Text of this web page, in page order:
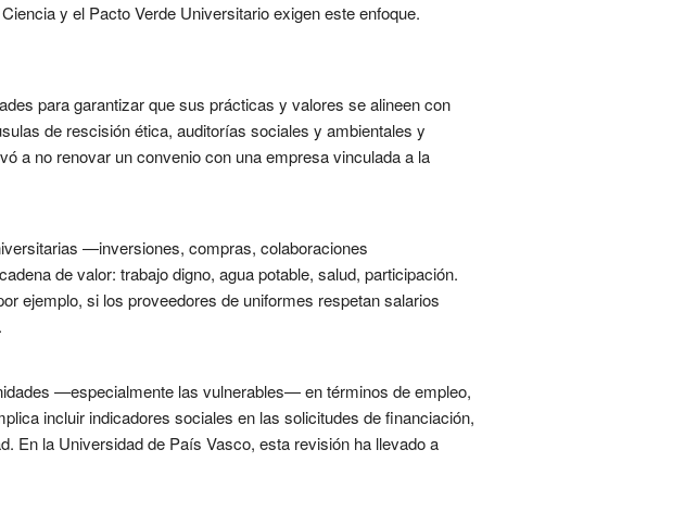
y el Pacto Verde Universitario exigen este enfoque.
para garantizar que sus prácticas y valores se alineen con
de rescisión ética, auditorías sociales y ambientales y
a no renovar un convenio con una empresa vinculada a la
—inversiones, compras, colaboraciones
de valor: trabajo digno, agua potable, salud, participación.
ejemplo, si los proveedores de uniformes respetan salarios
—especialmente las vulnerables— en términos de empleo,
incluir indicadores sociales en las solicitudes de financiación,
En la Universidad de País Vasco, esta revisión ha llevado a